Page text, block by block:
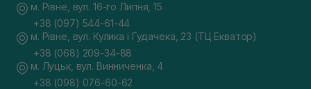
м. Рівне, вул. 16-го Липня, 15
+38 (097) 544-61-44
м. Рівне, вул. Кулика і Гудачека, 23 (ТЦ Екватор)
+38 (068) 209-34-88
м. Луцьк, вул. Винниченка, 4
+38 (098) 076-60-62